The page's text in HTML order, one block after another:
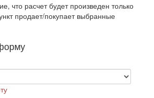
что расчет будет произведен только
продает/покупает выбранные